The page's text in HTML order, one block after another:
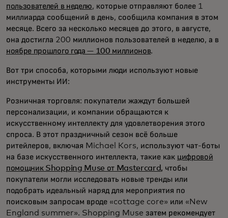
пользователей в неделю, которые отправляют более 1
миллиарда сообщений в день, сообщила компания в этом
месяце. Всего за несколько месяцев до этого, в августе,
она достигла 200 миллионов пользователей в неделю, а в
ноябре прошлого года — 100 миллионов.
Вот три способа, которыми люди используют новые
инструменты ИИ:
Розничная торговля: покупатели жаждут большей
персонализации, и компании обращаются к
искусственному интеллекту для удовлетворения этого
спроса. В этот праздничный сезон всё больше
ритейлеров, включая Michael Kors, используют чат-боты
на базе искусственного интеллекта, такие как цифровой
помощник Shopping Muse от Mastercard, чтобы
покупатели могли исследовать новые тренды или
подобрать идеальный наряд для мероприятия по
поисковым запросам вроде «cottage core» или «New
England summer». Shopping Muse затем рекомендует